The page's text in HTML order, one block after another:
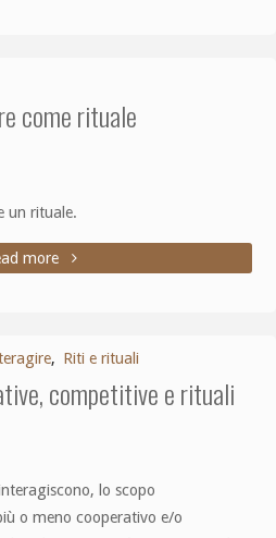
come rituale
un rituale.
more
, Riti e rituali
competitive e rituali
lo scopo
o meno cooperativo e/o